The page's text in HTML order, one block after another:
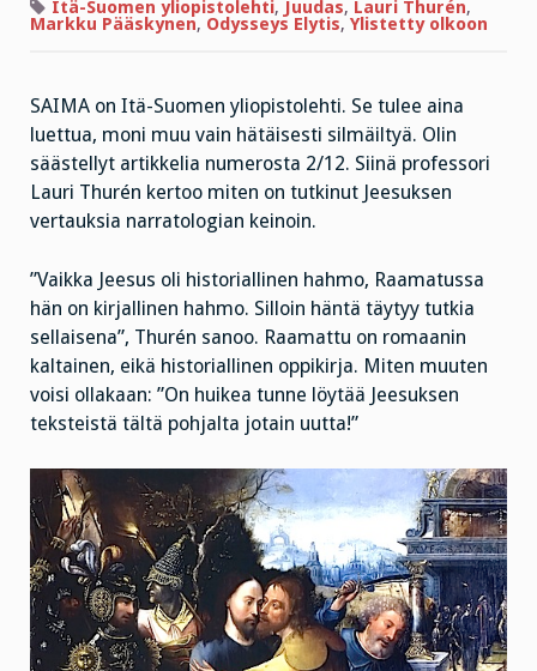
Itä-Suomen yliopistolehti, Juudas, Lauri Thurén,
Markku Pääskynen, Odysseys Elytis, Ylistetty olkoon
SAIMA on Itä-Suomen yliopistolehti. Se tulee aina
luettua, moni muu vain hätäisesti silmäiltyä. Olin
säästellyt artikkelia numerosta 2/12. Siinä professori
Lauri Thurén kertoo miten on tutkinut Jeesuksen
vertauksia narratologian keinoin.
”Vaikka Jeesus oli historiallinen hahmo, Raamatussa
hän on kirjallinen hahmo. Silloin häntä täytyy tutkia
sellaisena”, Thurén sanoo. Raamattu on romaanin
kaltainen, eikä historiallinen oppikirja. Miten muuten
voisi ollakaan: ”On huikea tunne löytää Jeesuksen
teksteistä tältä pohjalta jotain uutta!”